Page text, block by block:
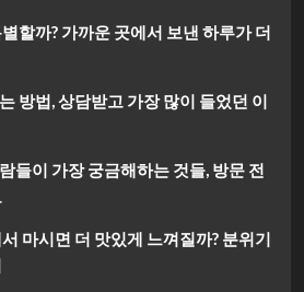
할까? 가까운 곳에서 보낸 하루가 더
방법, 상담받고 가장 많이 들었던 이
들이 가장 궁금해하는 것들, 방문 전
마시면 더 맛있게 느껴질까? 분위기